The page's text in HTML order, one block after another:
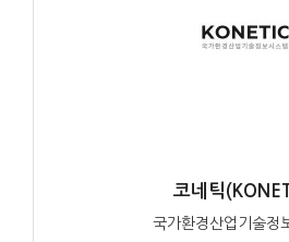
코네틱
국가환경산업기술정